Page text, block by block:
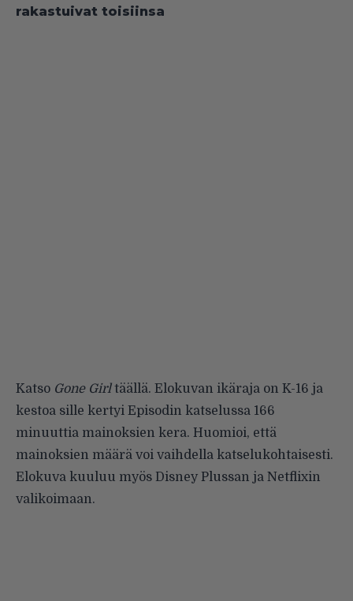
rakastuivat toisiinsa
Katso Gone Girl täällä. Elokuvan ikäraja on K-16 ja
kestoa sille kertyi Episodin katselussa 166
minuuttia mainoksien kera. Huomioi, että
mainoksien määrä voi vaihdella katselukohtaisesti.
Elokuva kuuluu myös Disney Plussan ja Netflixin
valikoimaan.